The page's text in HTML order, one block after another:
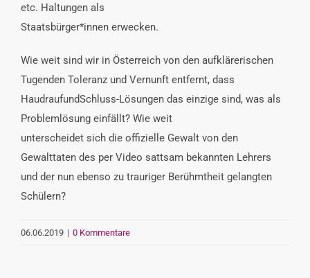
etc. Haltungen als
Staatsbürger*innen erwecken.
Wie weit sind wir in Österreich von den aufklärerischen
Tugenden Toleranz und Vernunft entfernt, dass
HaudraufundSchluss-Lösungen das einzige sind, was als
Problemlösung einfällt? Wie weit
unterscheidet sich die offizielle Gewalt von den
Gewalttaten des per Video sattsam bekannten Lehrers
und der nun ebenso zu trauriger Berühmtheit gelangten
Schülern?
06.06.2019 | 0 Kommentare